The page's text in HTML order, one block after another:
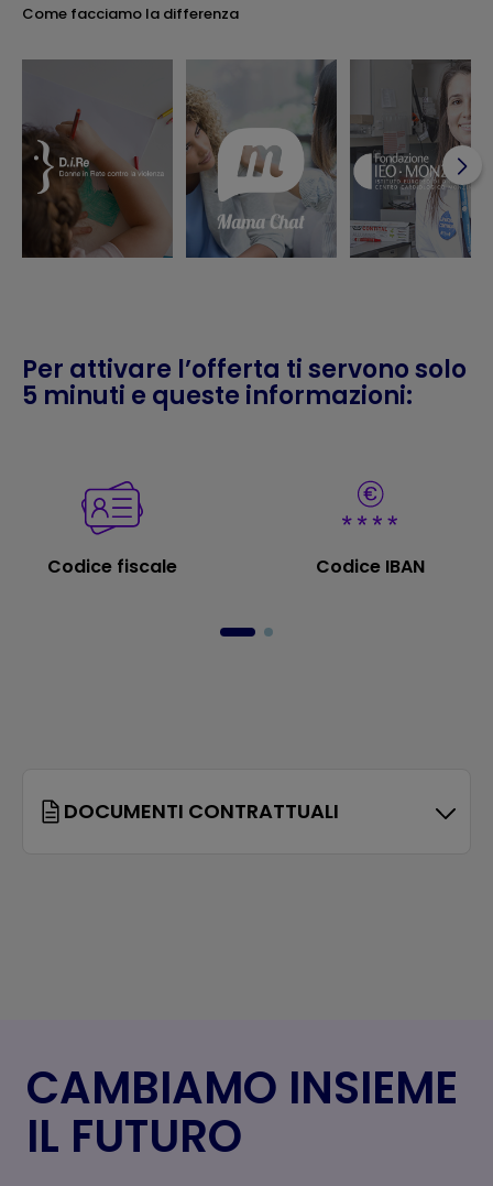
Come facciamo la differenza
Per attivare l’offerta ti servono solo
5 minuti e queste informazioni:
Codice fiscale Codice IBAN
DOCUMENTI CONTRATTUALI
CAMBIAMO INSIEME
IL FUTURO